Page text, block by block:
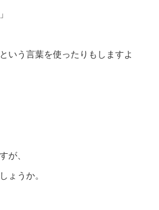
」
という言葉を使ったりもしますよ
が、
ょうか。